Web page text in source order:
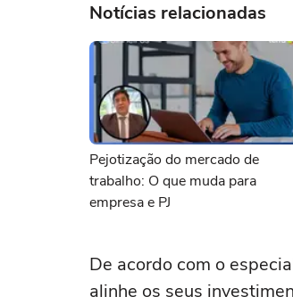
Notícias relacionadas
Pejotização do mercado de
trabalho: O que muda para
empresa e PJ
De acordo com o
alinhe os seus